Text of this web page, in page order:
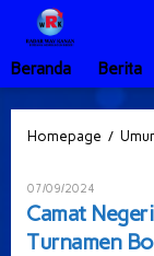
Lewati
konten
Beranda
Berita
Homepage /
07/09/2024
ADMIN
Camat
Turnamen